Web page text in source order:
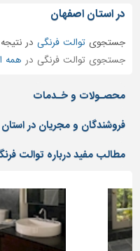
پنجره
ساختمانی
نرده
و
حفاظ
کفپوش
در استان اصفهان
جستجویتوالت فرنگی در
جستجوی توالت فرنگی در همه
محصـولات و خـدمات
فروشندگان و مجریان در
مطالب مفید درباره توالت